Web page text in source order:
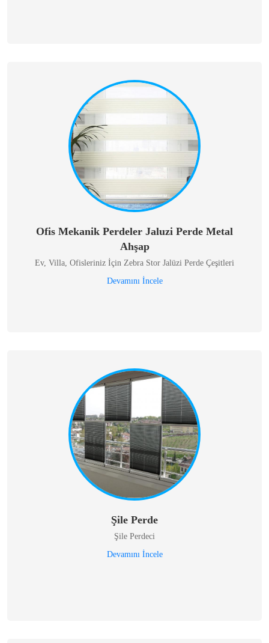
Ofis Mekanik Perdeler Jaluzi Perde Metal
Ahşap
Ev, Villa, Ofisleriniz İçin Zebra Stor Jalüzi Perde Çeşitleri
Devamını İncele
Şile Perde
Şile Perdeci
Devamını İncele